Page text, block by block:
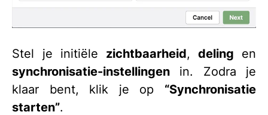
Stel je initiële zichtbaarheid,deling en
synchronisatie-instellingen in. Zodra je
klaar bent, klik je op “Synchronisatie
starten”.